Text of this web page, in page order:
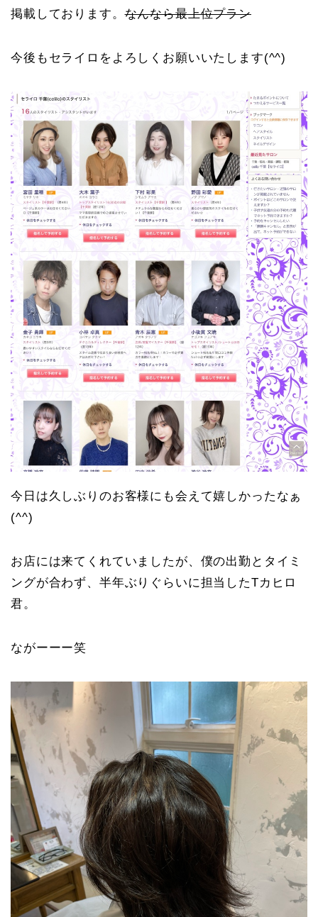
掲載しております。なんなら最上位プラン
今後もセライロをよろしくお願いいたします(^^)
今日は久しぶりのお客様にも会えて嬉しかったなぁ
(^^)
お店には来てくれていましたが、僕の出勤とタイミ
ングが合わず、半年ぶりぐらいに担当したTカヒロ
君。
ながーーー笑